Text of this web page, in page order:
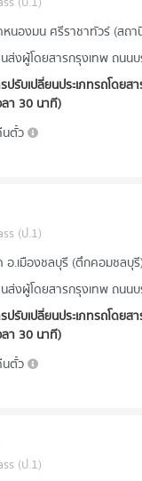
นองมน ศรีราชาทัวร์ (สถ
รับเปลี่ยนประเภทรถโดยส
ลา 30 นาที)
ตั๋ว
(ป.1)
อ.เมืองชลบุรี (ตึกคอมชลบุ
รับเปลี่ยนประเภทรถโดยส
ลา 30 นาที)
ตั๋ว
(ป.1)